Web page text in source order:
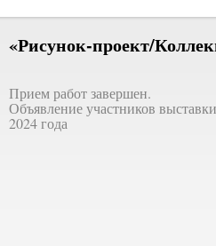
«Рисунок-проект/
Прием работ завершен.
Объявление участников
2024 года